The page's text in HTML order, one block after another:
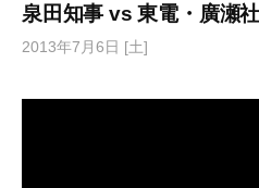
泉田知事 vs 東電・廣瀬
2013年7月6日 [土]